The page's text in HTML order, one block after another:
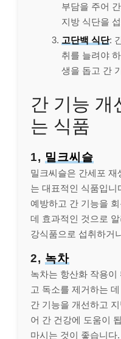
부담을 주어
지방 식단을
고단백 식단:
취를 늘려야
생을 돕고 간
간 기능 개
는 식품
1, 밀크씨슬
밀크씨슬은 간세포 재
는 대표적인 식품입
예방하고 간 기능을
데 효과적인 것으로
강식품으로 섭취하거
2, 녹차
녹차는 항산화 작용
고 독소를 제거하는
간 기능을 개선하고
어 간 건강에 도움이
마시는 것이 좋습니다.